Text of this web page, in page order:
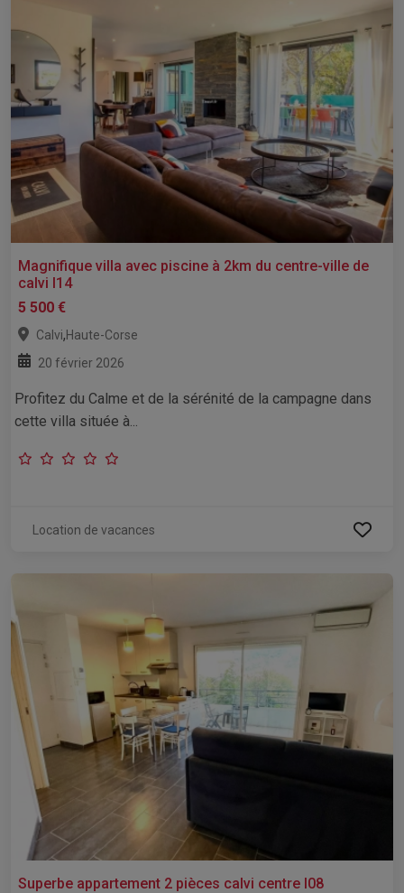
Magnifique villa avec piscine à 2km du centre-ville de
calvi l14
5 500 €
Calvi,Haute-Corse
20 février 2026
Profitez du Calme et de la sérénité de la campagne dans
cette villa située à...
Location de vacances
Superbe appartement 2 pièces calvi centre l08